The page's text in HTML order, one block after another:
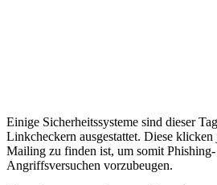
Einige Sicherheitssysteme sind dieser
Linkcheckern ausgestattet. Diese
Mailing zu finden ist, um somit Phishing-
Angriffsversuchen vorzubeugen.